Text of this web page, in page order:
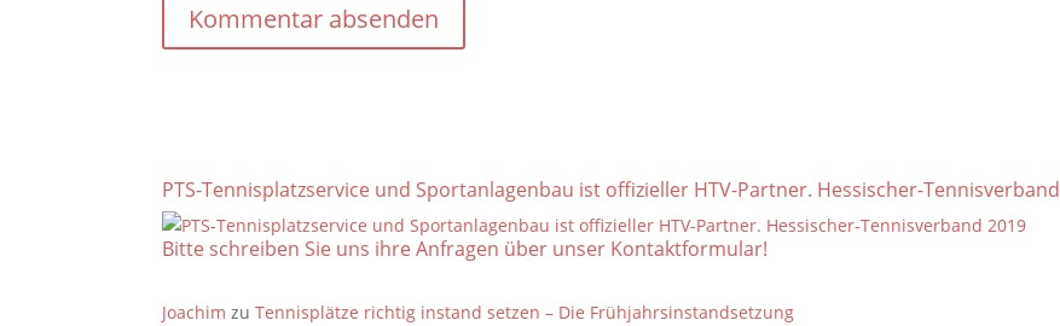
PTS-Tennisplatzservice und Sportanlagenbau ist offizieller HTV-Partner. Hessischer-Tennisverband
Bitte schreiben Sie uns ihre Anfragen über unser Kontaktformular!
Joachim zuTennisplätze richtig instand setzen – Die Frühjahrsinstandsetzung